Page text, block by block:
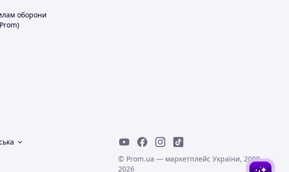
оборони
© Prom.ua — маркетплейс України, 2008-
2026